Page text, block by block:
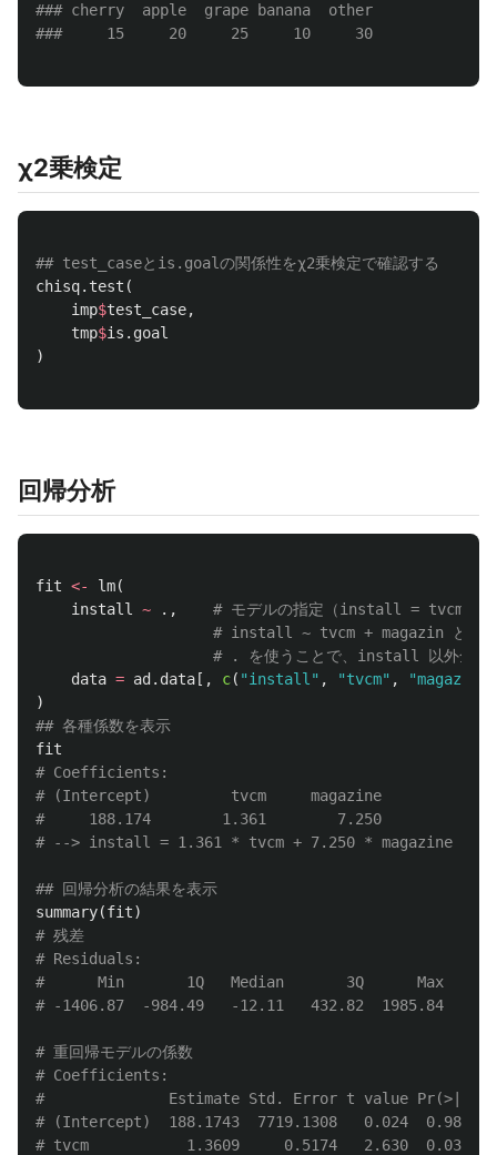
### cherry  apple  grape banana  other
###     15     20     25     10     30
χ2乗検定
## test_caseとis.goalの関係性をχ2乗検定で確認する
chisq.test (
imp$test_case,
tmp$is.goal
)
回帰分析
fit <- lm(
install
~ . ,
# モデルの指定（install = tvcm,
# install ~ tvcm + magazin と記述
# . を使うことで、install 以外全て
data = ad.data [, c( "install" , "tvcm" ,
"magazine"
)
## 各種係数を表示
fit
# Coefficients:
# (Intercept)         tvcm     magazine
#     188.174        1.361        7.250
# --> install = 1.361 * tvcm + 7.250 * magazine +
## 回帰分析の結果を表示
summary(fit)
# 残差
# Residuals:
#      Min       1Q   Median       3Q      Max  # 最小
# -1406.87  -984.49   -12.11   432.82  1985.84
# 重回帰モデルの係数
# Coefficients:
#              Estimate Std. Error t value
# (Intercept)  188.1743  7719.1308   0.024
# tvcm           1.3609     0.5174   2.630